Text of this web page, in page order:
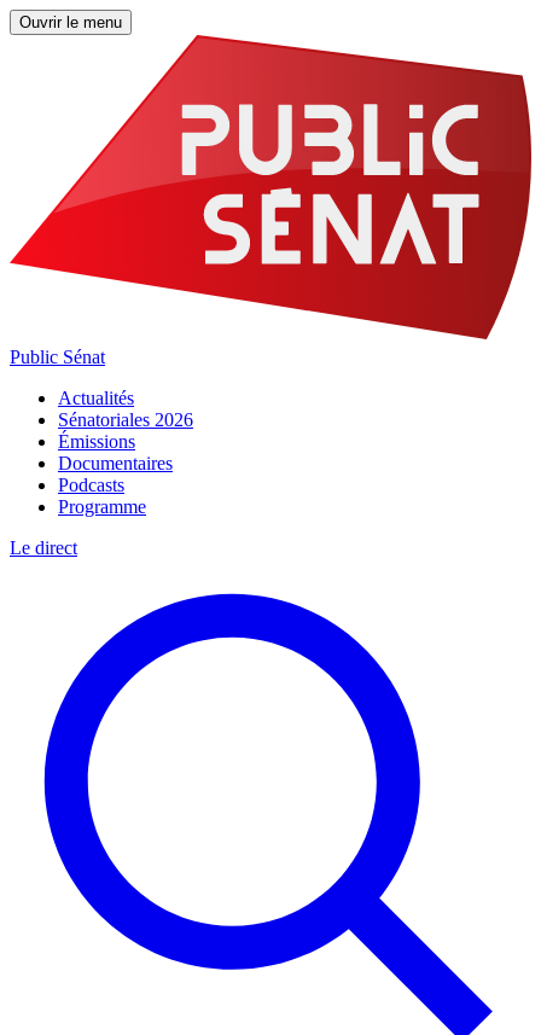
Ouvrir le menu
Public Sénat
Actualités
Sénatoriales 2026
Émissions
Documentaires
Podcasts
Programme
Le direct